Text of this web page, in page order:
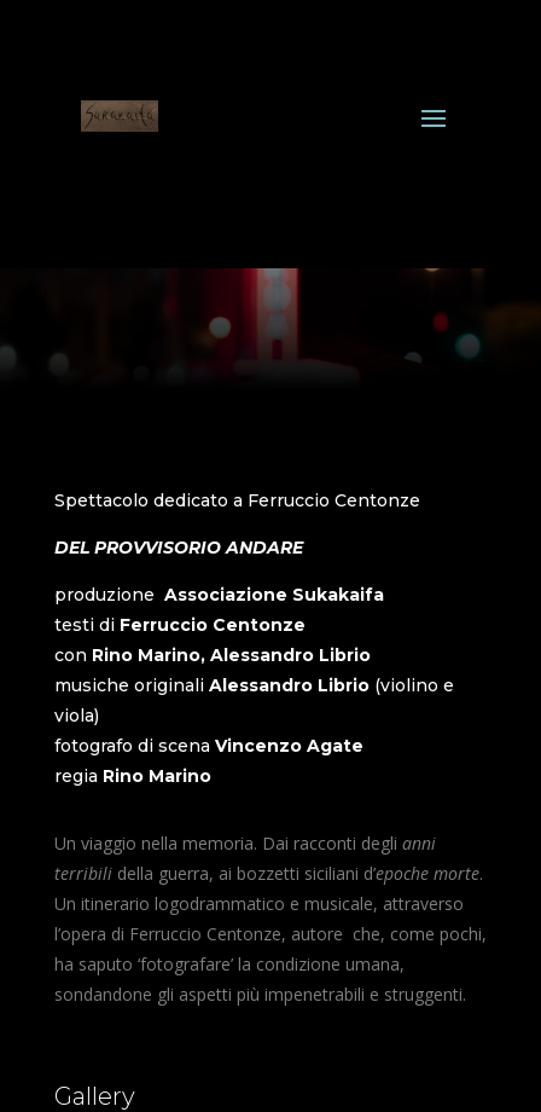
Spettacolo dedicato a Ferruccio Centonze
DEL PROVVISORIO ANDARE
produzione Associazione Sukakaifa
testi di Ferruccio Centonze
con Rino Marino, Alessandro Librio
musiche originali Alessandro Librio(violino e
viola)
fotografo di scena Vincenzo Agate
regia Rino Marino
Un viaggio nella memoria. Dai racconti degli anni
terribilidella guerra, ai bozzetti siciliani d’epoche morte.
Un itinerario logodrammatico e musicale, attraverso
l’opera di Ferruccio Centonze, autore che, come pochi,
ha saputo ‘fotografare’ la condizione umana,
sondandone gli aspetti più impenetrabili e struggenti.
Gallery